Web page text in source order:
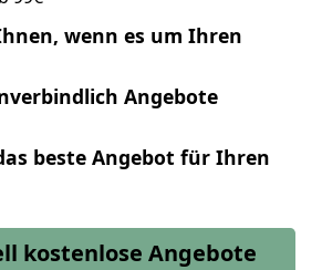
wenn es um Ihren
Angebote
beste Angebot für Ihren
kostenlose Angebote